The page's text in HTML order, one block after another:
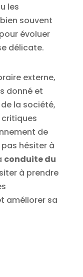
les
souvent
évoluer
délicate.
externe,
donné et
la société,
de
hésiter à
conduite du
à prendre
améliorer sa